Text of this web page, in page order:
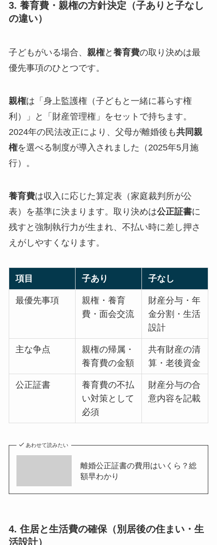
3. 養育費・親権の方針決定（子ありと子なし
の違い）
子どもがいる場合、 親権と 養育費の取り決めは最
優先事項のひとつです。
親権は「身上監護権（子どもと一緒に暮らす権
利）」と「財産管理権」をセットで持ちます。
2024年の民法改正により、父母が離婚後も共同親
権を選べる制度が導入されました（2025年5月施
行）。
養育費は収入に応じた算定表（家庭裁判所が公
表）を基準に決まります。取り決めは公正証書に
残すと強制執行力が生まれ、不払い時に差し押さ
えがしやすくなります。
項目 子あり 子なし
最優先事項
親権・養育
費・面会交流
財産分与・年
金分割・生活
設計
主な争点
親権の帰属・
養育費の金額
共有財産の清
算・老後資金
公正証書
養育費の不払
い対策として
必須
財産分与の合
意内容を記載
あわせて読みたい
離婚公正証書の費用はいくら？総
額早わかり
4. 住居と生活費の確保（別居後の住まい・生
活設計）